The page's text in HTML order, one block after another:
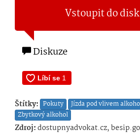
Vstoupit do
Diskuze
Štítky: Pokuty
Jízda pod vlivem
Zbytkový alkohol
Zdroj:dostupnyadvokat.cz,